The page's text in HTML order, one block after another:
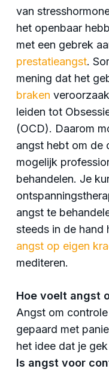
van
het openbaar
met een gebrek
prestatieangst.
mening dat het
braken
leiden tot
(OCD). Daarom
angst hebt om de
mogelijk
behandelen. Je
angst te
steeds in de hand
angst op eigen
mediteren.
Hoe voelt angst
Angst om
gepaard met
het idee dat je
Is angst voor